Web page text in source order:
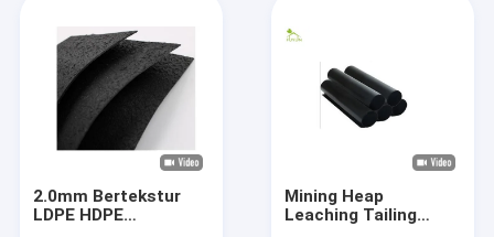
2.0mm Bertekstur
LDPE HDPE
Mining Heap
Leaching Tailing